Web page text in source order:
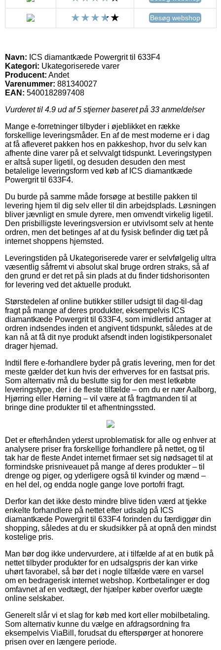
Besøg webshop
Navn: ICS diamantkæde Powergrit til 633F4
Kategori: Ukategoriserede varer
Producent: Andet
Varenummer: 881340027
EAN: 5400182897408
Vurderet til 4.9 ud af 5 stjerner baseret på 33 anmeldelser
Mange e-forretninger tilbyder i øjeblikket en række
forskellige leveringsmåder. En af de mest moderne er i dag
at få afleveret pakken hos en pakkeshop, hvor du selv kan
afhente dine varer på et selvvalgt tidspunkt. Leveringstypen
er altså super ligetil, og desuden desuden den mest
betalelige leveringsform ved køb af ICS diamantkæde
Powergrit til 633F4.
Du burde på samme måde forsøge at bestille pakken til
levering hjem til dig selv eller til din arbejdsplads. Løsningen
bliver jævnligt en smule dyrere, men omvendt virkelig ligetil.
Den prisbilligste leveringsversion er utvivlsomt selv at hente
ordren, men det betinges af at du fysisk befinder dig tæt på
internet shoppens hjemsted.
Leveringstiden på Ukategoriserede varer er selvfølgelig ultra
væsentlig såfremt vi absolut skal bruge ordren straks, så af
den grund er det ret på sin plads at du finder tidshorisonten
for levering ved det aktuelle produkt.
Størstedelen af online butikker stiller udsigt til dag-til-dag
fragt på mange af deres produkter, eksempelvis ICS
diamantkæde Powergrit til 633F4, som imidlertid antager at
ordren indsendes inden et angivent tidspunkt, således at de
kan nå at få dit nye produkt afsendt inden logistikpersonalet
drager hjemad.
Indtil flere e-forhandlere byder på gratis levering, men for det
meste gælder det kun hvis der erhverves for en fastsat pris.
Som alternativ må du beslutte sig for den mest letkøbte
leveringstype, der i de fleste tilfælde – om du er nær Aalborg,
Hjørring eller Hørning – vil være at få fragtmanden til at
bringe dine produkter til et afhentningssted.
Det er efterhånden yderst uproblematisk for alle og enhver at
analysere priser fra forskellige forhandlere på nettet, og til
tak har de fleste Andet internet firmaer set sig nødsaget til at
formindske prisniveauet på mange af deres produkter – til
drenge og piger, og yderligere også til kvinder og mænd –
en hel del, og endda nogle gange love portofri fragt.
Derfor kan det ikke desto mindre blive tiden værd at tjekke
enkelte forhandlere på nettet efter udsalg på ICS
diamantkæde Powergrit til 633F4 forinden du færdiggør din
shopping, således at du er skudsikker på at opnå den mindst
kostelige pris.
Man bør dog ikke undervurdere, at i tilfælde af at en butik på
nettet tilbyder produkter for en udsalgspris der kan virke
uhørt favorabel, så bør det i nogle tilfælde være en varsel
om en bedragerisk internet webshop. Kortbetalinger er dog
omfavnet af en vedtægt, der hjælper køber overfor uægte
online selskaber.
Generelt slår vi et slag for køb med kort eller mobilbetaling.
Som alternativ kunne du vælge en afdragsordning fra
eksempelvis ViaBill, forudsat du efterspørger at honorere
prisen over en længere periode.